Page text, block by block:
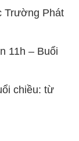
Trường Phát
11h – Buổi
chiều: từ